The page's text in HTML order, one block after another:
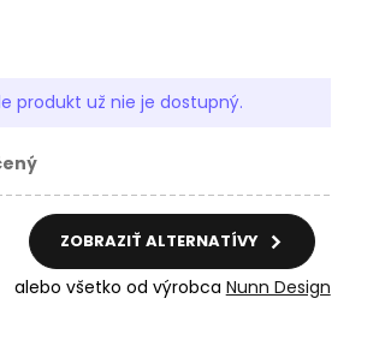
produkt už nie je dostupný.
ZOBRAZIŤ ALTERNATÍVY
alebo všetko od výrobca Nunn Design